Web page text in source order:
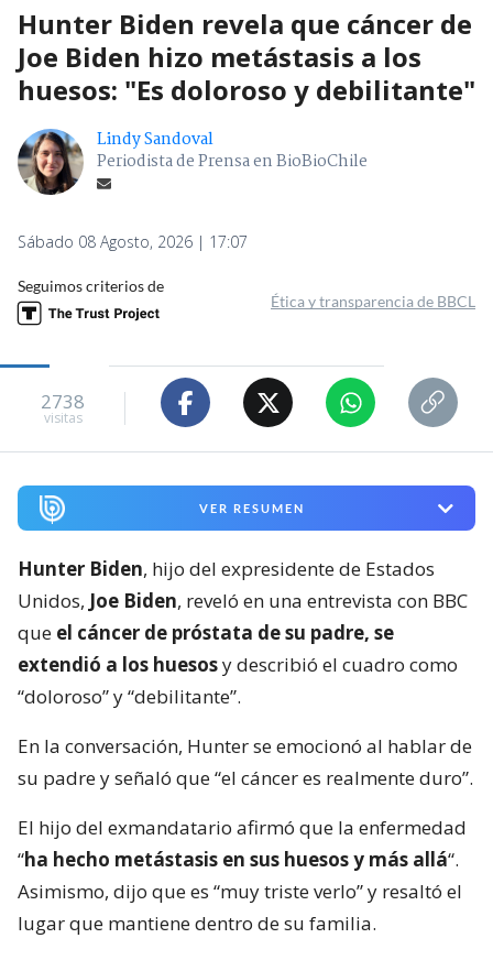
Hunter Biden revela que cáncer de
Joe Biden hizo metástasis a los
huesos: "Es doloroso y debilitante"
Lindy Sandoval
Periodista de Prensa en BioBioChile
Sábado 08 Agosto, 2026 | 17:07
Seguimos criterios de
Ética y transparencia de BBCL
2738
visitas
VER RESUMEN
Hunter Biden, hijo del expresidente de Estados
Unidos, Joe Biden, reveló en una entrevista con BBC
que el cáncer de próstata de su padre, se
extendió a los huesosy describió el cuadro como
“doloroso” y “debilitante”.
En la conversación, Hunter se emocionó al hablar de
su padre y señaló que “el cáncer es realmente duro”.
El hijo del exmandatario afirmó que la enfermedad
“ha hecho metástasis en sus huesos y más allá“.
Asimismo, dijo que es “muy triste verlo” y resaltó el
lugar que mantiene dentro de su familia.